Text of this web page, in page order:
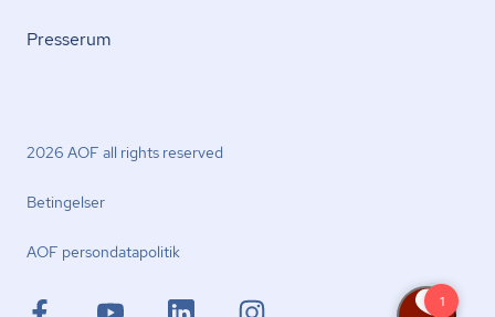
Presserum
2026 AOF all rights reserved
Betingelser
AOF per­son­da­ta­po­li­tik